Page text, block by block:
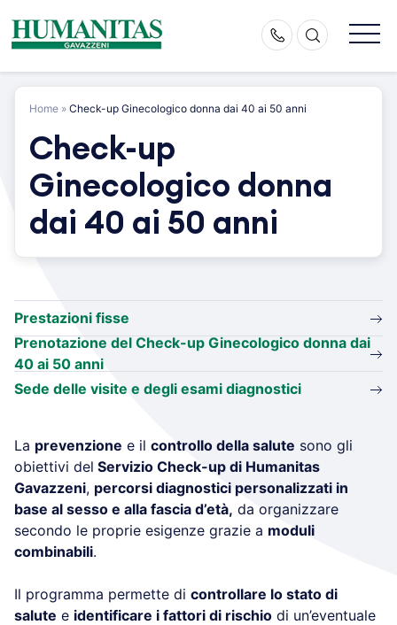
content
Home » Check-up Ginecologico donna dai 40 ai 50 anni
Check-up
Ginecologico donna
dai 40 ai 50 anni
Prestazioni fisse
Prenotazione del Check-up Ginecologico donna dai
40 ai 50 anni
Sede delle visite e degli esami diagnostici
La prevenzione e il controllo della salute sono gli
obiettivi del Servizio Check-up di Humanitas
Gavazzeni, percorsi diagnostici personalizzati in
base al sesso e alla fascia d’età, da organizzare
secondo le proprie esigenze grazie a moduli
combinabili.
Il programma permette di controllare lo stato di
salute e identificare i fattori di rischio di un’eventuale